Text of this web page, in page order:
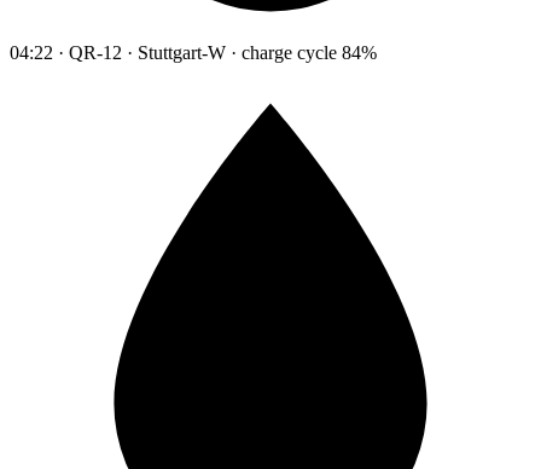
04:22 · QR-12 · Stuttgart-W · charge cycle 84%